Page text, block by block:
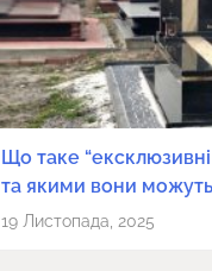
Що таке “ексклюзивні
та якими вони
19 Листопада, 2025